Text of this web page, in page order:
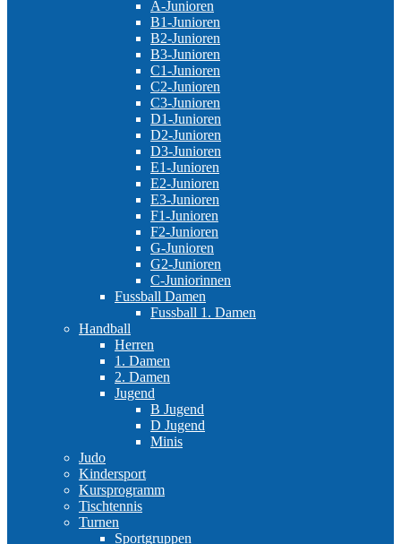
A-Junioren
B1-Junioren
B2-Junioren
B3-Junioren
C1-Junioren
C2-Junioren
C3-Junioren
D1-Junioren
D2-Junioren
D3-Junioren
E1-Junioren
E2-Junioren
E3-Junioren
F1-Junioren
F2-Junioren
G-Junioren
G2-Junioren
C-Juniorinnen
Fussball Damen
Fussball 1. Damen
Handball
Herren
1. Damen
2. Damen
Jugend
B Jugend
D Jugend
Minis
Judo
Kindersport
Kursprogramm
Tischtennis
Turnen
Sportgruppen